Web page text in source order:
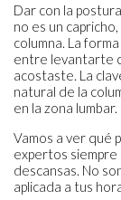
Dar con la
no es un
columna. La
entre levantarte
acostaste. La
natural de la
en la zona lumbar.
Vamos a ver qué
expertos siempre
descansas. No
aplicada a tus